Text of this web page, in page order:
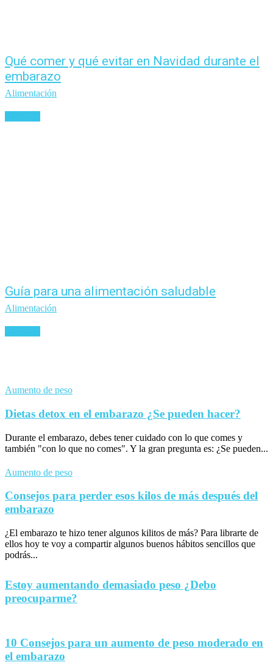
Qué comer y qué evitar en Navidad durante el
embarazo
Alimentación
Guía para una alimentación saludable
Alimentación
Aumento de peso
Dietas detox en el embarazo ¿Se pueden hacer?
Durante el embarazo, debes tener cuidado con lo que comes y
también "con lo que no comes". Y la gran pregunta es: ¿Se pueden...
Aumento de peso
Consejos para perder esos kilos de más después del
embarazo
¿El embarazo te hizo tener algunos kilitos de más? Para librarte de
ellos hoy te voy a compartir algunos buenos hábitos sencillos que
podrás...
Estoy aumentando demasiado peso ¿Debo
preocuparme?
10 Consejos para un aumento de peso moderado en
el embarazo